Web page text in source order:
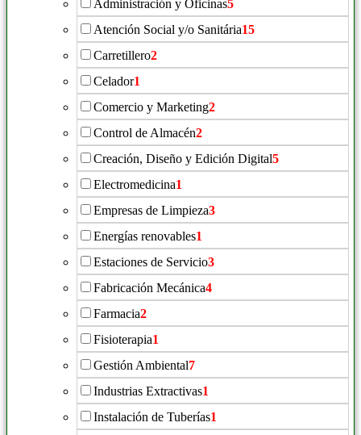
Administración y Oficinas5
Atención Social y/o Sanitária15
Carretillero2
Celador1
Comercio y Marketing2
Control de Almacén2
Creación, Diseño y Edición Digital5
Electromedicina1
Empresas de Limpieza3
Energías renovables1
Estaciones de Servicio3
Fabricación Mecánica4
Farmacia2
Fisioterapia1
Gestión Ambiental7
Industrias Extractivas1
Instalación de Tuberías1